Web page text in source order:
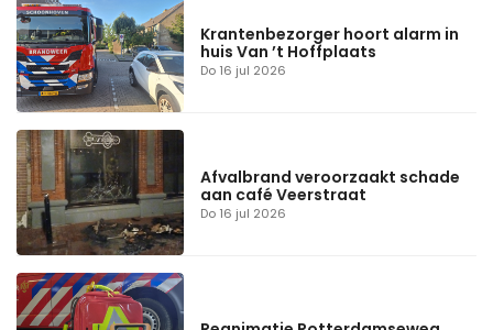
Do 16 jul 2026
Krantenbezorger hoort alarm in
huis Van ’t Hoffplaats
Do 16 jul 2026
Afvalbrand veroorzaakt schade
aan café Veerstraat